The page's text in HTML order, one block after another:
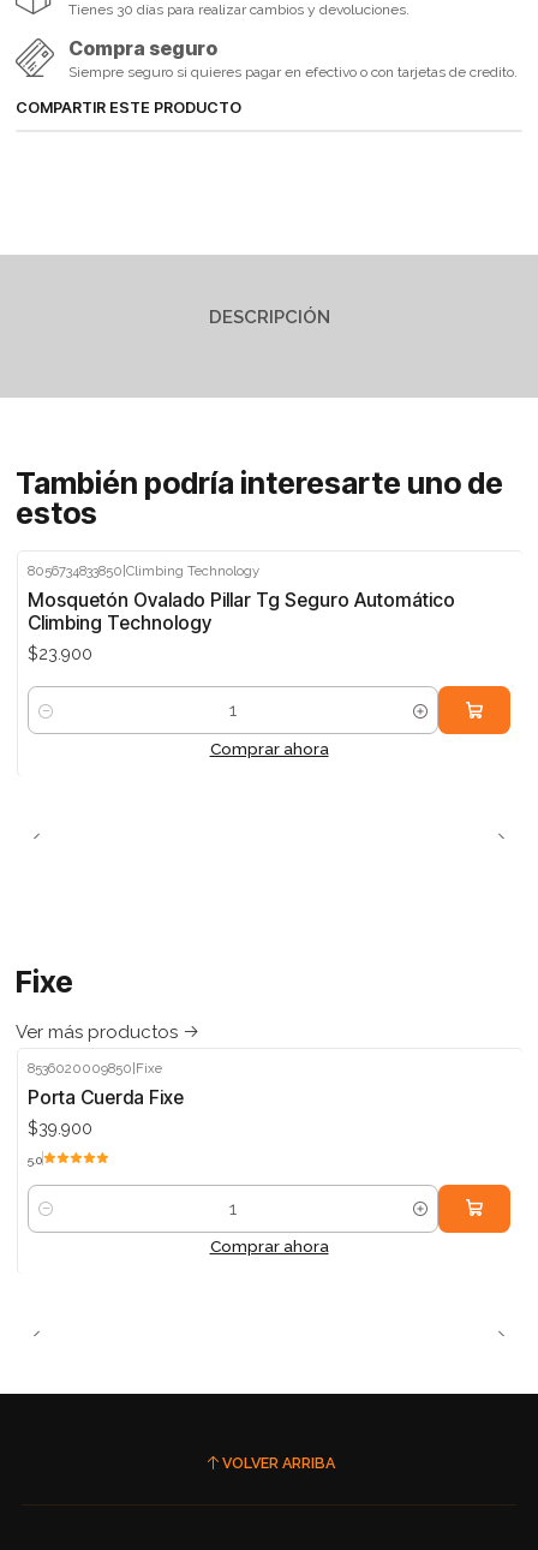
Tienes 30 días para realizar cambios y devoluciones.
Compra seguro
Siempre seguro si quieres pagar en efectivo o con tarjetas de credito.
COMPARTIR ESTE PRODUCTO
DESCRIPCIÓN
También podría interesarte uno de
estos
8056734833850|Climbing Technology
Mosquetón Ovalado Pillar Tg Seguro Automático
Climbing Technology
$23.900
Cantidad
Comprar ahora
Fixe
Ver más productos
8536020009850 Fixe
Porta Cuerda Fixe
$39.900
5.0
Cantidad
Comprar ahora
VOLVER ARRIBA